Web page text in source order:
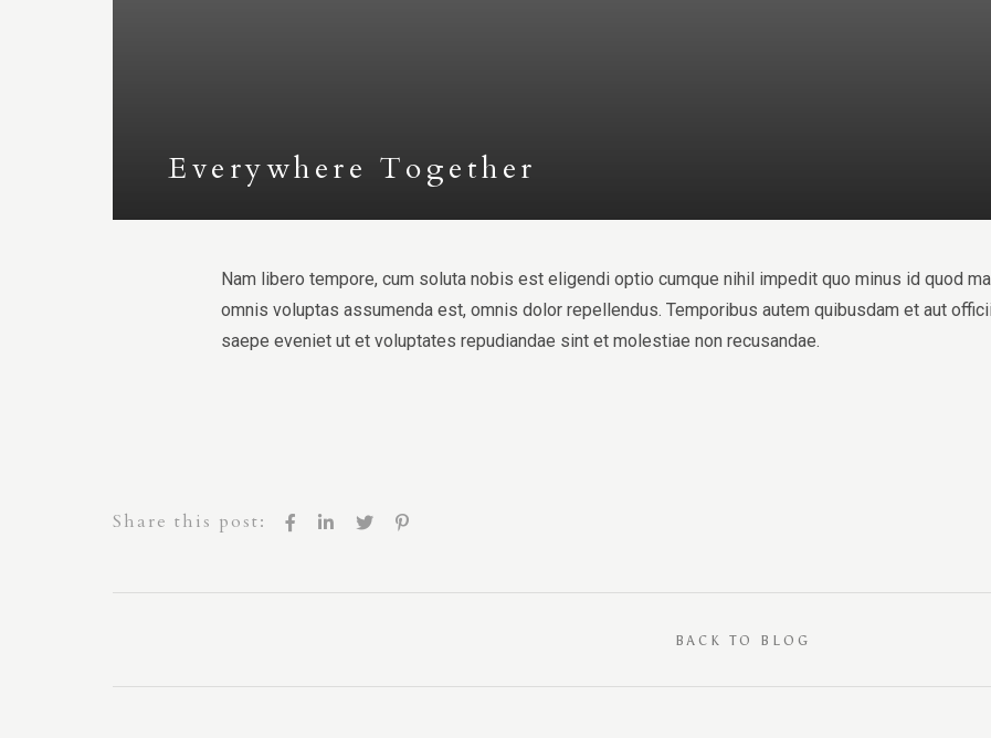
Everywhere Together
Nam libero tempore, cum soluta nobis est eligendi optio cumque nihil impedit quo minus id quod
omnis voluptas assumenda est, omnis dolor repellendus. Temporibus autem quibusdam et aut
saepe eveniet ut et voluptates repudiandae sint et molestiae non recusandae.
Share this post:
BACK TO BLOG